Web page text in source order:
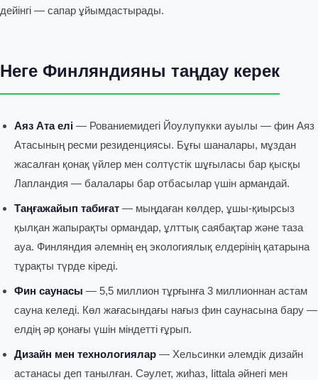
дейінгі — сапар ұйымдастырады.
Неге Финляндияны таңдау керек
Аяз Ата елі — Рованиемидегі Йоулупукки ауылы — фин Аяз
Атасының ресми резиденциясы. Бұғы шаналары, мұздан
жасалған қонақ үйлер мен солтүстік шұғыласы бар қысқы
Лапландия — балалары бар отбасылар үшін армандай.
Таңғажайып табиғат — мыңдаған көлдер, ұшы-қиырсыз
қылқан жапырақты ормандар, ұлттық саябақтар және таза
ауа. Финляндия әлемнің ең экологиялық елдерінің қатарына
тұрақты түрде кіреді.
Фин саунасы — 5,5 миллион тұрғынға 3 миллионнан астам
сауна келеді. Көл жағасындағы нағыз фин саунасына бару —
елдің әр қонағы үшін міндетті ғұрып.
Дизайн мен технологиялар — Хельсинки әлемдік дизайн
астанасы деп танылған. Сәулет, жиһаз, Iittala әйнегі мен